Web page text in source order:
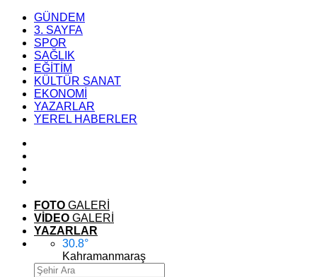
GÜNDEM
3. SAYFA
SPOR
SAĞLIK
EĞİTİM
KÜLTÜR SANAT
EKONOMİ
YAZARLAR
YEREL HABERLER
FOTO GALERİ
VİDEO GALERİ
YAZARLAR
30.8°
Kahramanmaraş